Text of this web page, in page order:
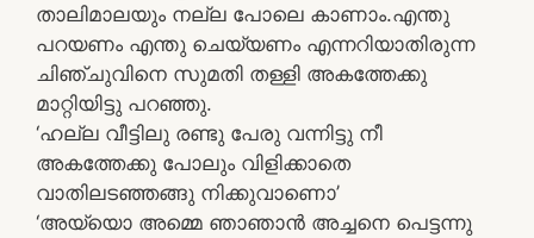
താലിമാലയും നല്ല പോലെ കാണാം.എന്തു
പറയണം എന്തു ചെയ്യണം എന്നറിയാതിരുന്ന
ചിഞ്ചുവിനെ സുമതി തള്ളി അകത്തേക്കു
മാറ്റിയിട്ടു പറഞ്ഞു.
‘ഹല്ല വീട്ടിലു രണ്ടു പേരു വന്നിട്ടു നീ
അകത്തേക്കു പോലും വിളിക്കാതെ
വാതിലടഞ്ഞങ്ങു നിക്കുവാണൊ’
‘അയ്യൊ അമ്മെ ഞാഞാന്‍ അച്ചനെ പെട്ടന്നു